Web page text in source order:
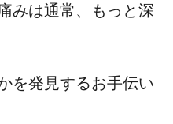
みは通常、もっと深
を発見するお手伝い